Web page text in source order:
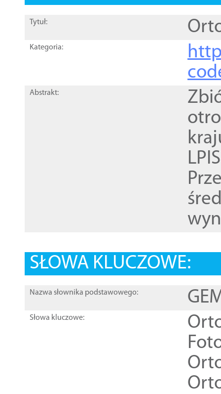
Tytuł:
Kategoria:
Abstrakt:
SŁOWA KLUCZOWE:
Nazwa słownika podstawowego:
Słowa kluczowe: